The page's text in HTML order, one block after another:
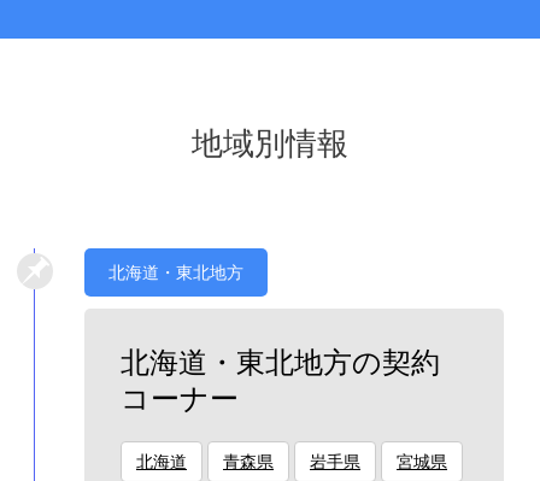
地域別情報
北海道・東北地方
北海道・東北地方の契約
コーナー
北海道 青森県 岩手県 宮城県